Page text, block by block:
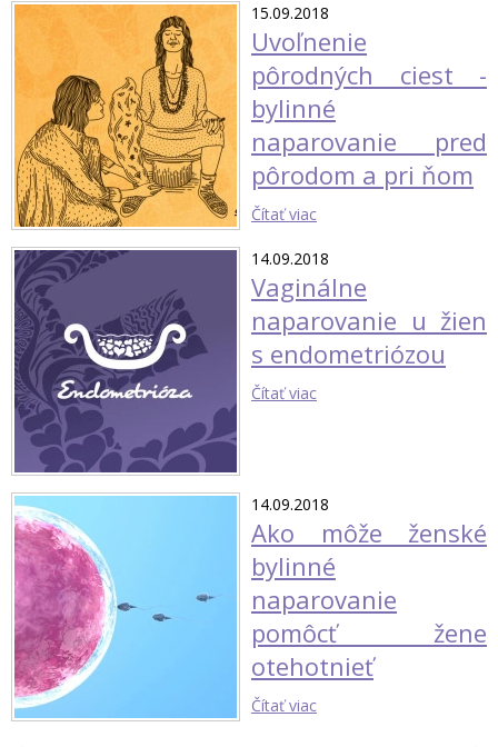
15.09.2018
Uvoľnenie
pôrodných ciest -
bylinné
naparovanie pred
pôrodom a pri ňom
Čítať viac
14.09.2018
Vaginálne
naparovanie u žien
s endometriózou
Čítať viac
14.09.2018
Ako môže ženské
bylinné
naparovanie
pomôcť žene
otehotnieť
Čítať viac